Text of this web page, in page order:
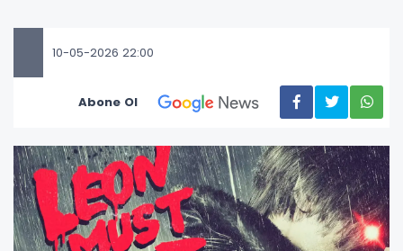
10-05-2026 22:00
Abone Ol